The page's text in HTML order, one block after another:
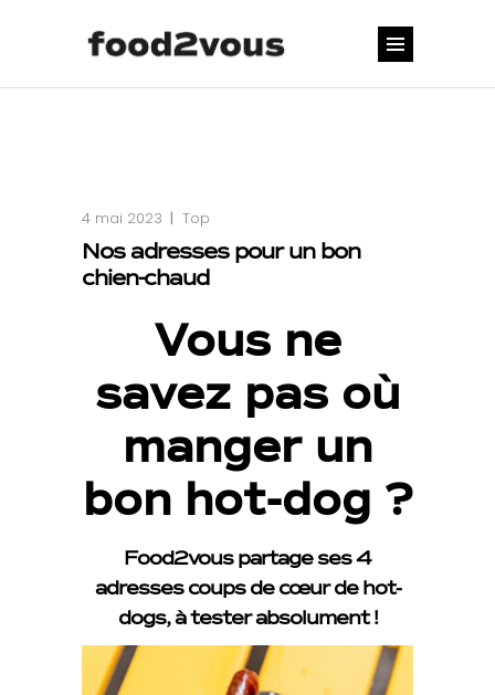
4 mai 2023 Top
Nos adresses pour un bon
chien-chaud
Vous ne
savez pas où
mangerun
bon hot-dog ?
Food2vous partage ses 4
adresses coups de cœur de hot-
dogs, à tester absolument !